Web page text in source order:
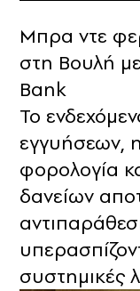
Μπρα ντε
στη Βουλή
Bank
Το
εγγυήσεων,
φορολογία
δανείων
συστημικές